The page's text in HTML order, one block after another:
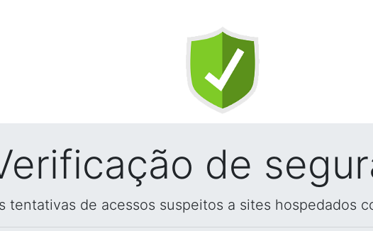
de
tentativas de acessos suspeitos a sites hospedados